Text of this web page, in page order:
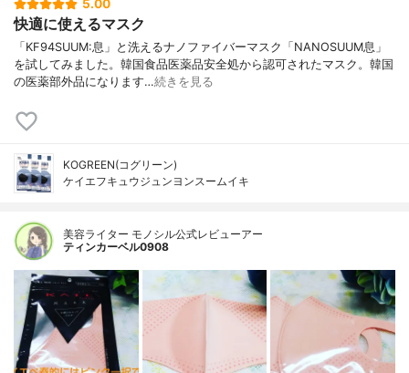
5.00
快適に使えるマスク
「KF94SUUM:息」と洗えるナノファイバーマスク「NANOSUUM息」
を試してみました。韓国食品医薬品安全処から認可されたマスク。韓国
の医薬部外品になります…続きを見る
KOGREEN(コグリーン)
ケイエフキュウジュンヨンスームイキ
美容ライター モノシル公式レビューアー
ティンカーベル0908